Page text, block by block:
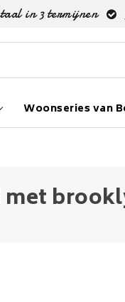
in 3 termijnen
Woonseries van